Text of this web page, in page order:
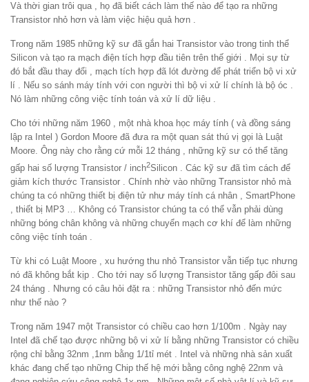
Và thời gian trôi qua , họ đã biết cách làm thế nào để tạo ra những
Transistor nhỏ hơn và làm việc hiệu quả hơn .
Trong năm 1985 những kỹ sư đã gắn hai Transistor vào trong tinh thể
Silicon và tạo ra mạch điện tích hợp đầu tiên trên thế giới . Mọi sự từ
đó bắt đầu thay đổi , mạch tích hợp đã lót đường để phát triển bộ vi xử
lí . Nếu so sánh máy tính với con người thì bộ vi xử lí chính là bộ óc .
Nó làm những công việc tính toán và xử lí dữ liệu .
Cho tới những năm 1960 , một nhà khoa học máy tính ( và đồng sáng
lập ra Intel ) Gordon Moore đã đưa ra một quan sát thú vị gọi là Luật
Moore. Ông này cho rằng cứ mỗi 12 tháng , những kỹ sư có thể tăng
gấp hai số lượng Transistor / inch2Silicon . Các kỹ sư đã tìm cách để
giảm kích thước Transistor . Chính nhờ vào những Transistor nhỏ mà
chúng ta có những thiết bị điện tử như máy tính cá nhân , SmartPhone
, thiết bị MP3 … Không có Transistor chúng ta có thể vẫn phải dùng
những bóng chân không và những chuyển mạch cơ khí để làm những
công việc tính toán .
Từ khi có Luật Moore , xu hướng thu nhỏ Transistor vẫn tiếp tục nhưng
nó đã không bắt kịp . Cho tới nay số lượng Transistor tăng gấp đôi sau
24 tháng . Nhưng có câu hỏi đặt ra : những Transistor nhỏ đến mức
như thế nào ?
Trong năm 1947 một Transistor có chiều cao hơn 1/100m . Ngày nay
Intel đã chế tạo được những bộ vi xử lí bằng những Transistor có chiều
rộng chỉ bằng 32nm ,1nm bằng 1/1tỉ mét . Intel và những nhà sản xuất
khác đang chế tạo những Chip thế hệ mới bằng công nghệ 22nm và